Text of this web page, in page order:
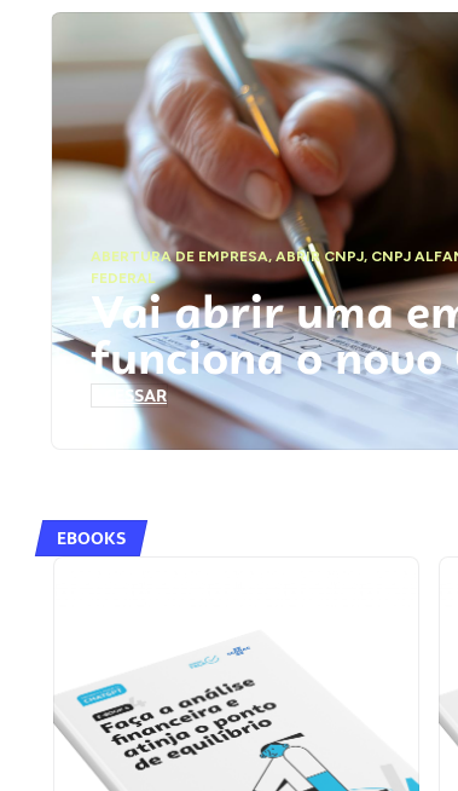
ABERTURA DE EMPRESA,ABRIR CNPJ, CNPJ
FEDERAL
Vai abrir uma
funciona o novo
ACESSAR
EBOOKS